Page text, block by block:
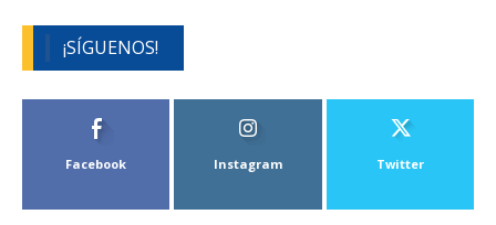
¡SÍGUENOS!